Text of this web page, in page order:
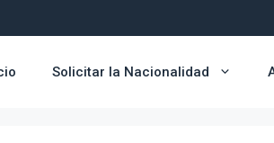
Solicitar la Nacionalidad